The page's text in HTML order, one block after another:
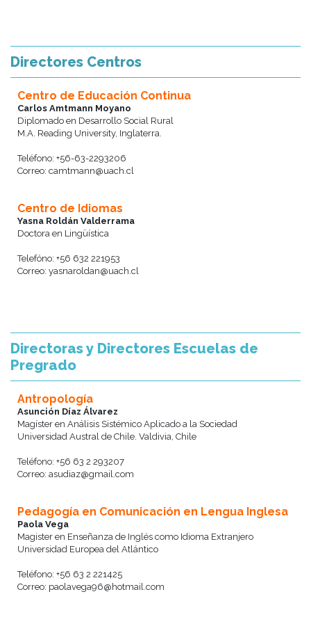
Directores Centros
Centro de Educación Continua
Carlos Amtmann Moyano
Diplomado en Desarrollo Social Rural
M.A. Reading University, Inglaterra.
Teléfono: +56-63-2293206
Correo: camtmann@uach.cl
Centro de Idiomas
Yasna Roldán Valderrama
Doctora en Lingüística
Telefóno: +56 632 221953
Correo: yasnaroldan@uach.cl
Directoras y Directores Escuelas de
Pregrado
Antropología
Asunción Díaz Álvarez
Magíster en Análisis Sistémico Aplicado a la Sociedad
Universidad Austral de Chile. Valdivia, Chile
Teléfono: +56 63 2 293207
Correo: asudiaz@gmail.com
Pedagogía en Comunicación en Lengua Inglesa
Paola Vega
Magister en Enseñanza de Inglés como Idioma Extranjero
Universidad Europea del Atlántico
Teléfono: +56 63 2 221425
Correo: paolavega96@hotmail.com